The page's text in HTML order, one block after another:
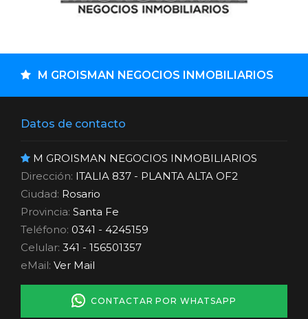
M GROISMAN NEGOCIOS INMOBILIARIOS
Datos de contacto
M GROISMAN NEGOCIOS INMOBILIARIOS
Dirección: ITALIA 837 - PLANTA ALTA OF2
Ciudad: Rosario
Provincia: Santa Fe
Teléfono: 0341 - 4245159
Celular: 341 - 156501357
eMail: Ver Mail
CONTACTAR POR WHATSAPP